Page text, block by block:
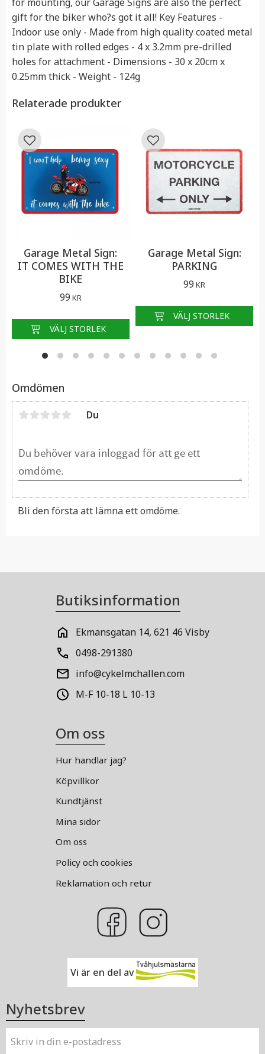
gift for the biker who?s got it all! Key Features -
Indoor use only - Made from high quality coated metal
tin plate with rolled edges - 4 x 3.2mm pre-drilled
holes for attachment - Dimensions - 30 x 20cm x
0.25mm thick - Weight - 124g
Omdömen
Du
Bli den första att lämna ett omdöme.
Relaterade produkter
Garage Metal Sign:
PARKING
99 KR
Lägg till i favoriter
Garage Metal Sign:
IT COMES WITH THE
BIKE
99 KR
Lägg till i favoriter
Butiksinformation
Ekmansgatan 14, 621 46 Visby
0498-291380
info@cykelmchallen.com
M-F 10-18 L 10-13
Om oss
Hur handlar jag?
Köpvillkor
Kundtjänst
Mina sidor
Om oss
Policy och cookies
Reklamation och retur
Vi är en del av
Nyhetsbrev